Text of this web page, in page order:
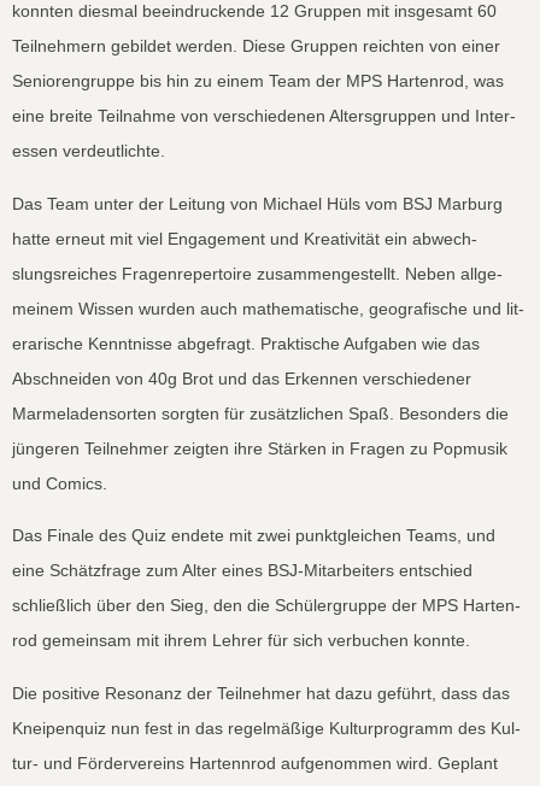
kon­nten dies­mal beein­druck­ende 12 Grup­pen mit ins­ge­samt 60
Teil­nehmern gebildet wer­den. Diese Grup­pen reicht­en von ein­er
Senioren­gruppe bis hin zu einem Team der MPS Harten­rod, was
eine bre­ite Teil­nahme von ver­schiede­nen Alters­grup­pen und Inter­
essen verdeut­lichte.
Das Team unter der Leitung von Michael Hüls vom BSJ Mar­burg
hat­te erneut mit viel Engage­ment und Kreativ­ität ein abwech­
slungsre­ich­es Fra­gen­reper­toire zusam­mengestellt. Neben all­ge­
meinem Wis­sen wur­den auch math­e­ma­tis­che, geografis­che und lit­
er­arische Ken­nt­nisse abge­fragt. Prak­tis­che Auf­gaben wie das
Abschnei­den von 40g Brot und das Erken­nen ver­schieden­er
Marme­laden­sorten sorgten für zusät­zlichen Spaß. Beson­ders die
jün­geren Teil­nehmer zeigten ihre Stärken in Fra­gen zu Pop­musik
und Comics.
Das Finale des Quiz endete mit zwei punk­t­gle­ichen Teams, und
eine Schätzfrage zum Alter eines BSJ-Mitar­beit­ers entsch­ied
schließlich über den Sieg, den die Schü­ler­gruppe der MPS Harten­
rod gemein­sam mit ihrem Lehrer für sich ver­buchen kon­nte.
Die pos­i­tive Res­o­nanz der Teil­nehmer hat dazu geführt, dass das
Kneipen­quiz nun fest in das regelmäßige Kul­tur­pro­gramm des Kul­
tur- und Fördervere­ins Harten­nrod aufgenom­men wird. Geplant